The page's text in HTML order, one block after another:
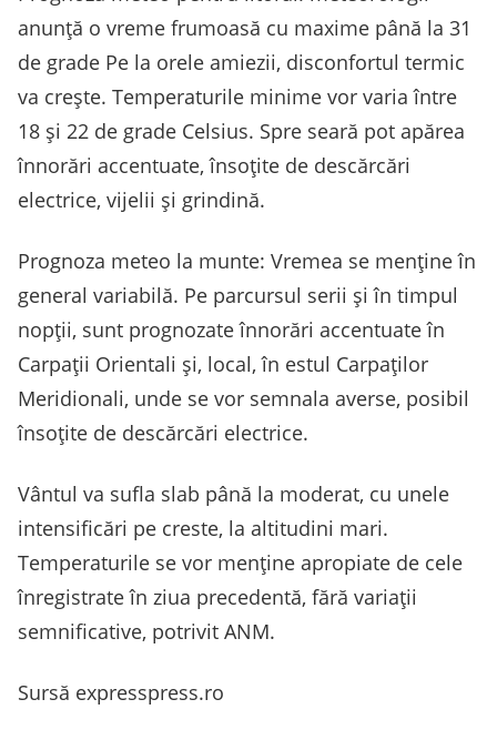
anunță o vreme frumoasă cu maxime până la 31
de grade Pe la orele amiezii, disconfortul termic
va crește. Temperaturile minime vor varia între
18 și 22 de grade Celsius. Spre seară pot apărea
înnorări accentuate, însoțite de descărcări
electrice, vijelii și grindină.
Prognoza meteo la munte: Vremea se menține în
general variabilă. Pe parcursul serii și în timpul
nopții, sunt prognozate înnorări accentuate în
Carpații Orientali și, local, în estul Carpaților
Meridionali, unde se vor semnala averse, posibil
însoțite de descărcări electrice.
Vântul va sufla slab până la moderat, cu unele
intensificări pe creste, la altitudini mari.
Temperaturile se vor menține apropiate de cele
înregistrate în ziua precedentă, fără variații
semnificative, potrivit ANM.
Sursă expresspress.ro